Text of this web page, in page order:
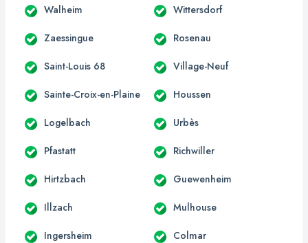
Walheim Wittersdorf
Zaessingue Rosenau
Saint-Louis 68 Village-Neuf
Sainte-Croix-en-Plaine Houssen
Logelbach Urbès
Pfastatt Richwiller
Hirtzbach Guewenheim
Illzach Mulhouse
Ingersheim Colmar